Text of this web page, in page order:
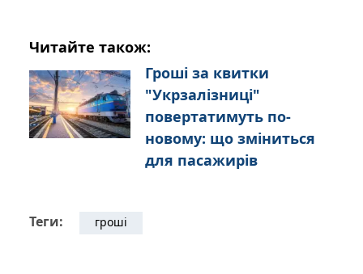
Читайте також:
Гроші за квитки
"Укрзалізниці"
повертатимуть по-
новому: що зміниться
для пасажирів
Теги: гроші